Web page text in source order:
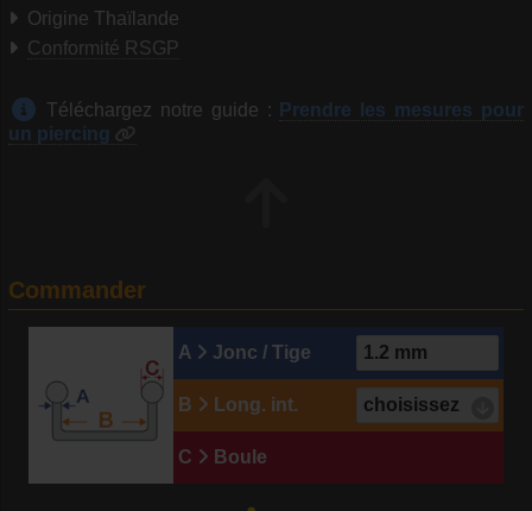
Origine Thaïlande
Conformité RSGP
Téléchargez notre guide :
Prendre les mesures pour
un piercing
Commander
A Jonc / Tige
B Long. int.
C Boule